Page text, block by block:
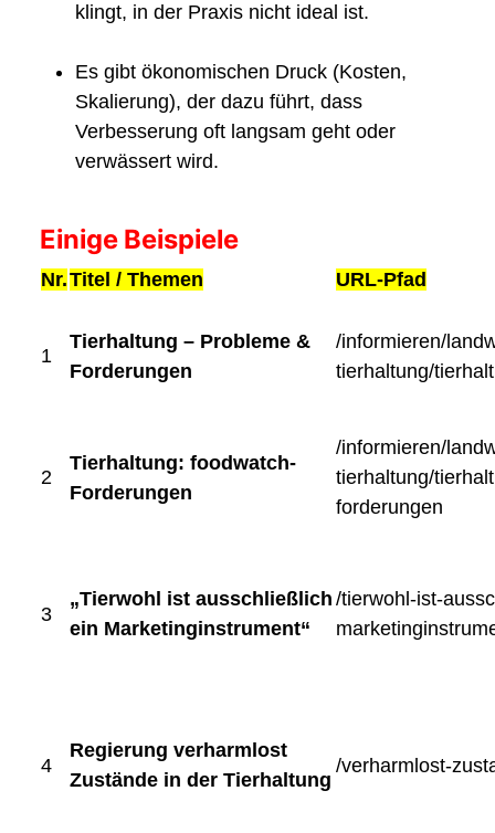
klingt, in der Praxis nicht ideal ist.
Es gibt ökonomischen Druck (Kosten,
Skalierung), der dazu führt, dass
Verbesserung oft langsam geht oder
verwässert wird.
Einige Beispiele
Nr.Titel / Themen URL-Pfad
1
Tierhaltung – Probleme &
Forderungen
/informieren/
tierhaltung/
2
Tierhaltung: foodwatch-
Forderungen
/informieren/
tierhaltung/
forderungen
3
„Tierwohl ist ausschließlich
ein Marketinginstrument“
/tierwohl-ist-
4
Regierung verharmlost
Zustände in der Tierhaltung
/verharmlost-